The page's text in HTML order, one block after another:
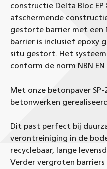
constructie Delta Bloc EP
afschermende
gestorte barrier met een
barrier is inclusief epoxy
situ gestort. Het
conform de norm NBN EN
Met onze betonpaver
betonwerken
Dit past perfect bij
verontreiniging in de
recyclebaar, lange
Verder vergroten barriers